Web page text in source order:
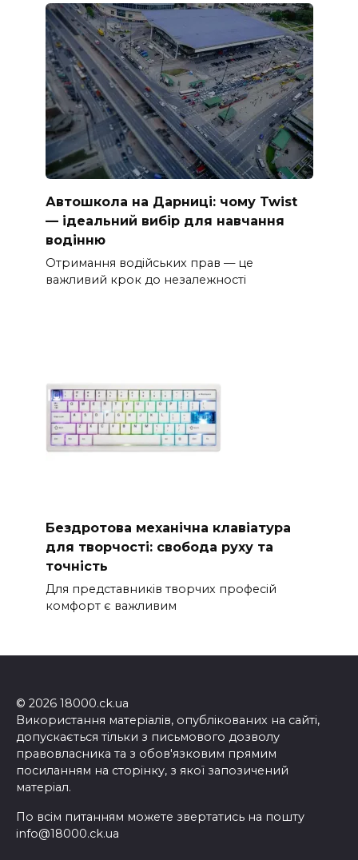
Автошкола на Дарниці: чому Twist
— ідеальний вибір для навчання
водінню
Отримання водійських прав — це
важливий крок до незалежності
Бездротова механічна клавіатура
для творчості: свобода руху та
точність
Для представників творчих професій
комфорт є важливим
© 2026 18000.ck.ua
Використання матеріалів, опублікованих на сайті,
допускається тільки з письмового дозволу
правовласника та з обов'язковим прямим
посиланням на сторінку, з якої запозичений
матеріал.
По всім питанням можете звертатись на пошту
info@18000.ck.ua